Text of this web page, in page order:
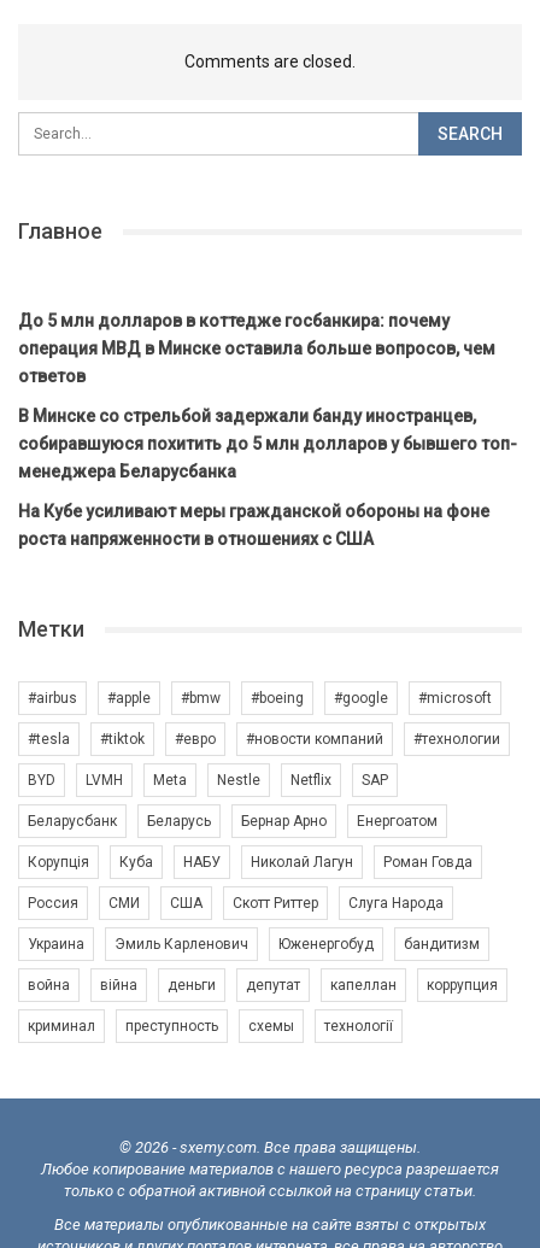
Comments are closed.
Главное
До 5 млн долларов в коттедже госбанкира: почему
операция МВД в Минске оставила больше вопросов, чем
ответов
В Минске со стрельбой задержали банду иностранцев,
собиравшуюся похитить до 5 млн долларов у бывшего топ-
менеджера Беларусбанка
На Кубе усиливают меры гражданской обороны на фоне
роста напряженности в отношениях с США
Метки
#airbus #apple #bmw #boeing #google #microsoft
#tesla #tiktok #евро #новости компаний #технологии
BYD LVMH Meta Nestle Netflix SAP
Беларусбанк Беларусь Бернар Арно Енергоатом
Корупція Куба НАБУ Николай Лагун Роман Говда
Россия СМИ США Скотт Риттер Слуга Народа
Украина Эмиль Карленович Юженергобуд бандитизм
война війна деньги депутат капеллан коррупция
криминал преступность схемы технології
© 2026 - sxemy.com. Все права защищены.
Любое копирование материалов с нашего ресурса разрешается
только с обратной активной ссылкой на страницу статьи.
Все материалы опубликованные на сайте взяты с открытых